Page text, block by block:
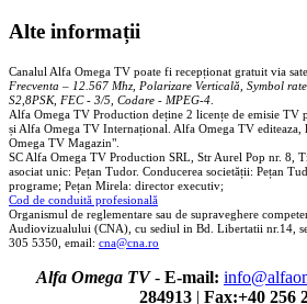
Alte informații
Canalul Alfa Omega TV poate fi recepționat gratuit via
Frecventa – 12.567 Mhz, Polarizare Verticală, Symbol
S2,8PSK, FEC - 3/5, Codare - MPEG-4
Alfa Omega TV Production deține 2 licențe de emisie TV
și Alfa Omega TV Internațional. Alfa Omega TV
Omega TV Magazin".
SC Alfa Omega TV Production SRL, Str Aurel Pop nr. 8,
asociat unic: Pețan Tudor. Conducerea societății: Pețan
programe; Pețan Mirela: director executiv;
Cod de conduită profesională
Organismul de reglementare sau de supraveghere
Audiovizualului (CNA), cu sediul in Bd. Libertatii nr.14,
305 5350, email: cna@cna.ro
Alfa Omega TV- E-mail:
284913| Fax:+40 256